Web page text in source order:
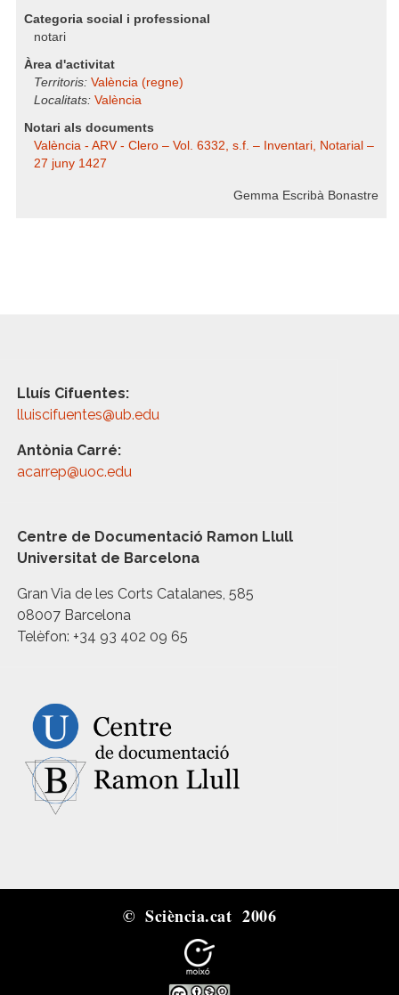
Categoria social i professional
notari
Àrea d'activitat
Territoris: València (regne)
Localitats: València
Notari als documents
València - ARV - Clero – Vol. 6332, s.f. – Inventari, Notarial –
27 juny 1427
Gemma Escribà Bonastre
Lluís Cifuentes:
lluiscifuentes@ub.edu
Antònia Carré:
acarrep@uoc.edu
Centre de Documentació Ramon Llull
Universitat de Barcelona
Gran Via de les Corts Catalanes, 585
08007 Barcelona
Telèfon: +34 93 402 09 65
© Sciència.cat 2006